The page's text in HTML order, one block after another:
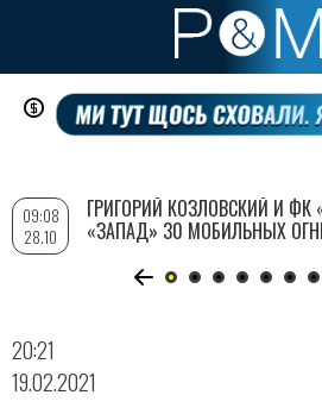
Перейти
содержанию
20:21
19.02.2021
09:08
28.10
ГРИГОРИЙ КОЗЛОВСКИЙ И ФК
«ЗАПАД» 30 МОБИЛЬНЫХ